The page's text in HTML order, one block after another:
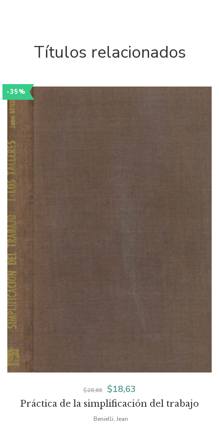
Títulos relacionados
-35%
Práctica de la simplificación del trabajo
$28,66
El
precio
original
$18,63
precio
Benielli, Jean